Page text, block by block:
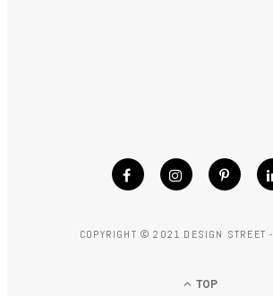
COPYRIGHT © 2021 DESIGN STREET -
TOP